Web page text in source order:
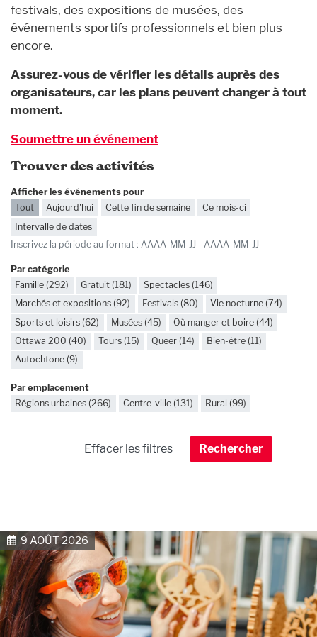
Trouver des activités
Afficher les événements pour
Tout
Aujourd'hui Cette fin de semaine
Ce mois-ci
Intervalle de dates
Dates
Inscrivez la période au format : AAAA-MM-JJ - AAAA-MM-JJ
Par catégorie
Famille (292)
Gratuit (181)
Spectacles (146)
Marchés et expositions (92)
Festivals (80)
Vie nocturne (74)
Sports et loisirs (62)
Musées (45)
Où manger et boire (44)
Ottawa 200 (40)
Tours (15) Queer (14)
Bien-être (11)
Autochtone (9)
Par emplacement
Régions urbaines (266)
Centre-ville (131) Rural (99)
festivals, des expositions de musées, des
événements sportifs professionnels et bien plus
encore.
Assurez-vous de vérifier les détails auprès des
organisateurs, car les plans peuvent changer à tout
moment.
Soumettre un événement
9 AOÛT 2026